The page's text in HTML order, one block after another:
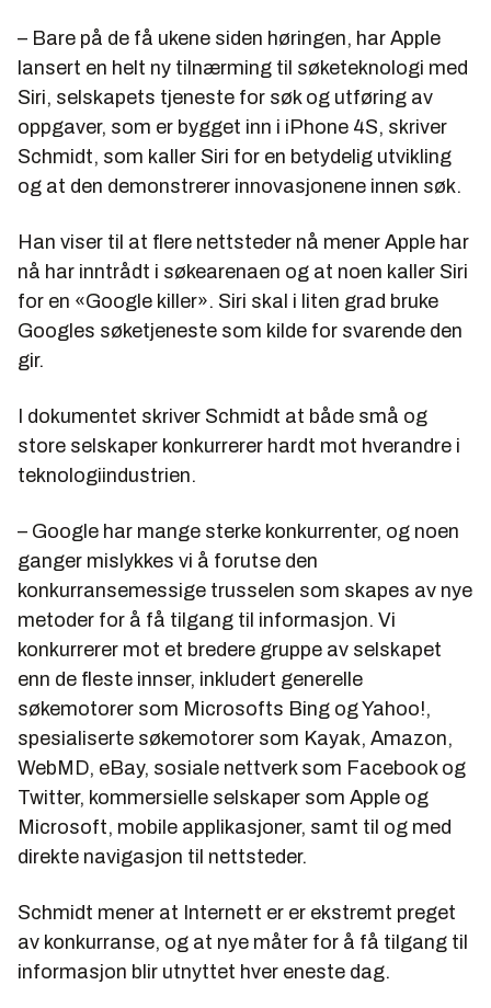
– Bare på de få ukene siden høringen, har Apple
lansert en helt ny tilnærming til søketeknologi med
Siri, selskapets tjeneste for søk og utføring av
oppgaver, som er bygget inn i iPhone 4S, skriver
Schmidt, som kaller Siri for en betydelig utvikling
og at den demonstrerer innovasjonene innen søk.
Han viser til at flere nettsteder nå mener Apple har
nå har inntrådt i søkearenaen og at noen kaller Siri
for en «Google killer». Siri skal i liten grad bruke
Googles søketjeneste som kilde for svarende den
gir.
I dokumentet skriver Schmidt at både små og
store selskaper konkurrerer hardt mot hverandre i
teknologiindustrien.
– Google har mange sterke konkurrenter, og noen
ganger mislykkes vi å forutse den
konkurransemessige trusselen som skapes av nye
metoder for å få tilgang til informasjon. Vi
konkurrerer mot et bredere gruppe av selskapet
enn de fleste innser, inkludert generelle
søkemotorer som Microsofts Bing og Yahoo!,
spesialiserte søkemotorer som Kayak, Amazon,
WebMD, eBay, sosiale nettverk som Facebook og
Twitter, kommersielle selskaper som Apple og
Microsoft, mobile applikasjoner, samt til og med
direkte navigasjon til nettsteder.
Schmidt mener at Internett er er ekstremt preget
av konkurranse, og at nye måter for å få tilgang til
informasjon blir utnyttet hver eneste dag.